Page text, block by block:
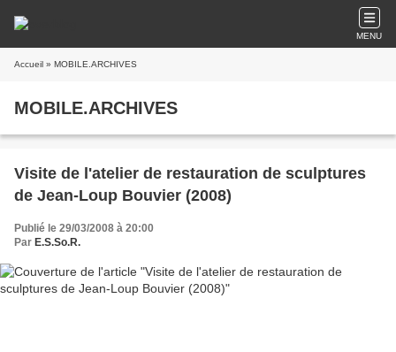
MENU
Accueil » MOBILE.ARCHIVES
MOBILE.ARCHIVES
Visite de l'atelier de restauration de sculptures
de Jean-Loup Bouvier (2008)
Publié le 29/03/2008 à 20:00
Par E.S.So.R.